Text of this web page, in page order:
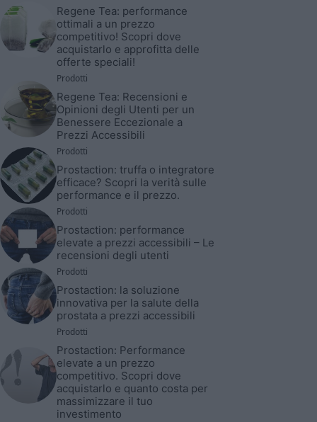
Regene Tea: performance
ottimali a un prezzo
competitivo! Scopri dove
acquistarlo e approfitta delle
offerte speciali!
Prodotti
Regene Tea: Recensioni e
Opinioni degli Utenti per un
Benessere Eccezionale a
Prezzi Accessibili
Prodotti
Prostaction: truffa o integratore
efficace? Scopri la verità sulle
performance e il prezzo.
Prodotti
Prostaction: performance
elevate a prezzi accessibili – Le
recensioni degli utenti
Prodotti
Prostaction: la soluzione
innovativa per la salute della
prostata a prezzi accessibili
Prodotti
Prostaction: Performance
elevate a un prezzo
competitivo. Scopri dove
acquistarlo e quanto costa per
massimizzare il tuo
investimento